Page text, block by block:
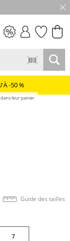
-50 %
leur panier
Guide des tailles
7